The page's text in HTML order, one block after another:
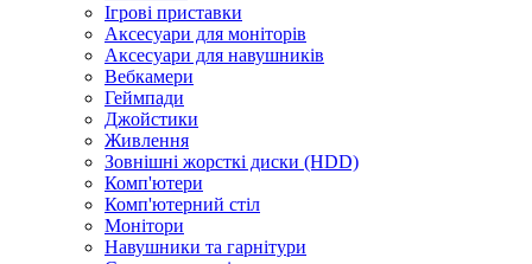
Ігрові приставки
Аксесуари для моніторів
Аксесуари для навушників
Вебкамери
Геймпади
Джойстики
Живлення
Зовнішні жорсткі диски (HDD)
Комп'ютери
Комп'ютерний стіл
Монітори
Навушники та гарнітури